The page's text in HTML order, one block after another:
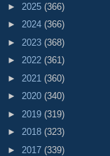
► 2025 (366)
► 2024 (366)
► 2023 (368)
► 2022 (361)
► 2021 (360)
► 2020 (340)
► 2019 (319)
► 2018 (323)
► 2017 (339)